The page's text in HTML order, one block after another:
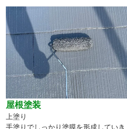
屋根塗装
上塗り
手塗りでしっかり塗膜を形成していき